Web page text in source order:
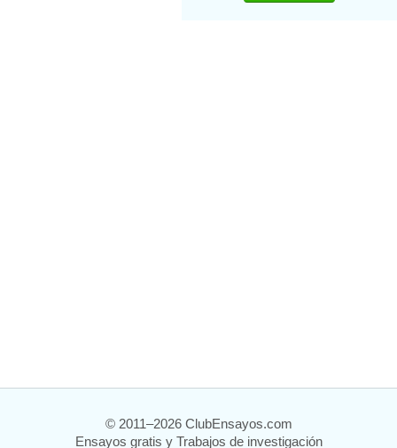
© 2011–2026 ClubEnsayos.com
Ensayos gratis y Trabajos de investigación